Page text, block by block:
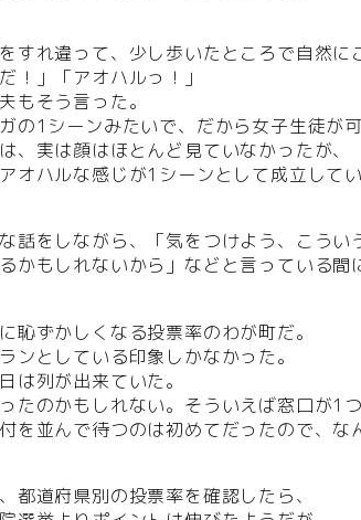
すれ違って、少し歩いたところで自然に
！」「アオハルっ！」
もそう言った。
の1シーンみたいで、だから女子生徒が
、実は顔はほとんど見ていなかったが、
オハルな感じが1シーンとして成立してい
話をしながら、「気をつけよう、こう
かもしれないから」などと言っている間
恥ずかしくなる投票率のわが町だ。
ンとしている印象しかなかった。
は列が出来ていた。
たのかもしれない。そういえば窓口が1
を並んで待つのは初めてだったので、な
都道府県別の投票率を確認したら、